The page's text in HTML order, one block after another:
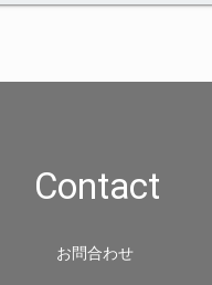
Contact
お問合わせ